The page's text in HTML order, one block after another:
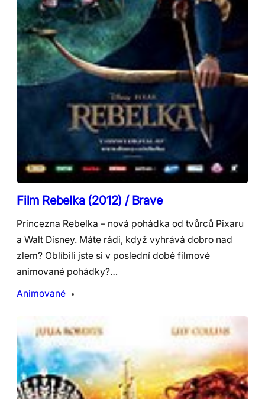
Film Rebelka (2012) / Brave
Princezna Rebelka – nová pohádka od tvůrců Pixaru
a Walt Disney. Máte rádi, když vyhrává dobro nad
zlem? Oblíbili jste si v poslední době filmové
animované pohádky?…
Animované